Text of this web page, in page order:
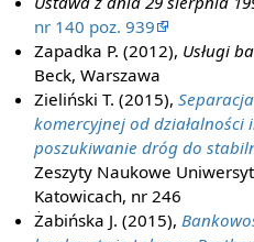
nr 140 poz. 939
Zapadka P. (2012), Usługi
Beck, Warszawa
Zieliński T. (2015),
komercyjnej od działalności
poszukiwanie dróg do
Zeszyty Naukowe
Katowicach, nr 246
Żabińska J. (2015),